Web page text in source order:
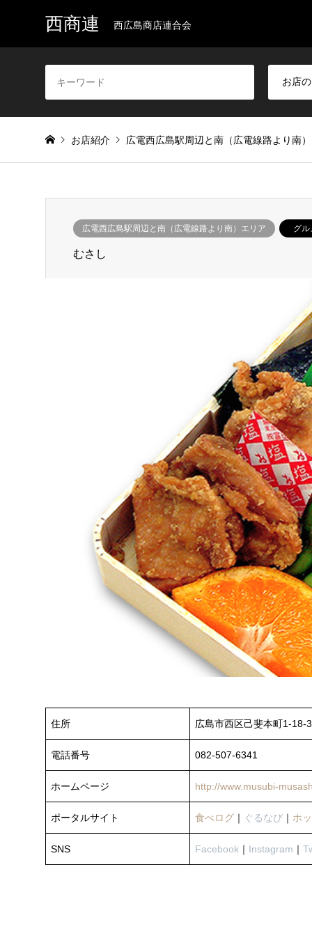
西商連 西広島商店連合会
お店紹介 広電西広島駅周辺と南（広電線路より南
広電西広島駅周辺と南（広電線路より南）エリア グル
むさし
住所 広島市西区己斐本町1-18-3
電話番号 082-507-6341
ホームページ http://www.musubi-
ポータルサイト 食べログ ｜ ぐるなび ｜ ホ
SNS Facebook ｜ Instagram ｜